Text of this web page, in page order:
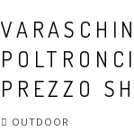
PREZZO
OUTDOOR